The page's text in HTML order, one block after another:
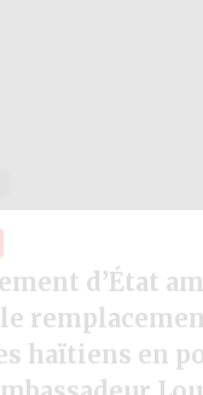
d’État
haïtiens en